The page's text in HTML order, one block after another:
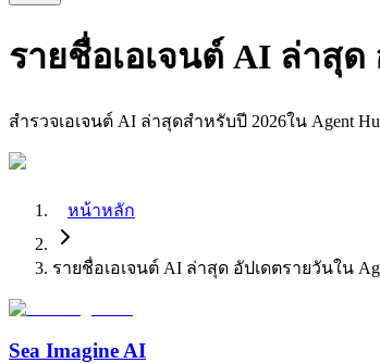
รายชื่อเอเจนต์ AI ล่าสุด
สำรวจเอเจนต์ AI ล่าสุดสำหรับปี 2026ใน Agent
หน้าหลัก
รายชื่อเอเจนต์ AI ล่าสุด อัปเดตรายวันใน
Sea Imagine AI